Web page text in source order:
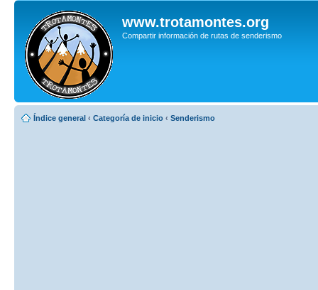
www.trotamontes.org
Compartir información de rutas de senderismo
Índice general ‹ Categoría de inicio ‹ Senderismo